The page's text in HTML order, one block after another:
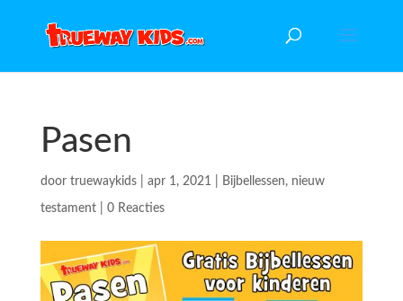
Pasen
door truewaykids| apr 1, 2021 Bijbellessen, nieuw
testament| 0 Reacties